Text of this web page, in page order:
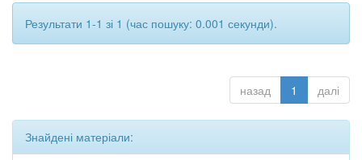
Результати 1-1 зі 1 (час пошуку: 0.001 секунди).
назад 1 далі
Знайдені матеріали: